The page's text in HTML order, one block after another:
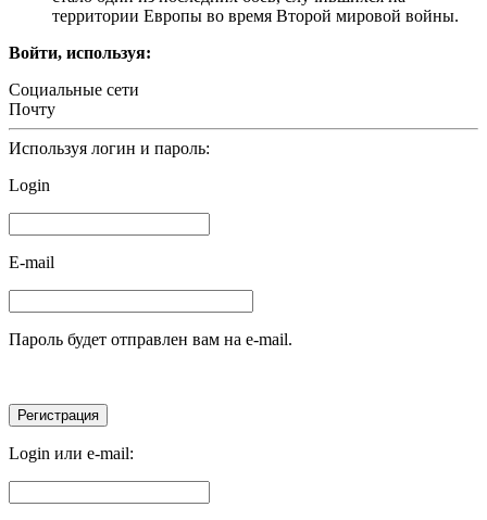
территории Европы во время Второй мировой войны.
Войти, используя:
Социальные сети
Почту
Используя логин и пароль:
Login
E-mail
Пароль будет отправлен вам на e-mail.
Login или e-mail: